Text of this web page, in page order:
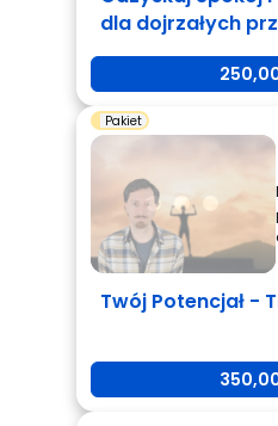
dla dojrzałych
którzy są
Pakiet
Twój Potencjał -